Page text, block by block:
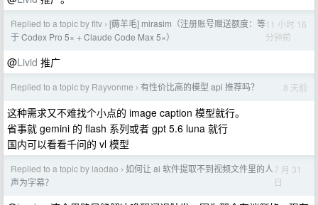
Replied to a topic by fltv › [薅羊毛] mirasim（注册账号赠送额度：等
于 Codex Pro 5× + Claude Code Max 5×）
11 小时 16
分钟前
@Livid 推广
Replied to a topic by Rayvonme › 有性价比高的模型 api 推荐吗？ 8 天前
这种需求又不难找个小点的 image caption 模型就行。
省事就 gemini 的 flash 系列或者 gpt 5.6 luna 就行
国内可以看看千问的 vl 模型
Replied to a topic by laodao › 如何让 ai 软件提取不到视频文件里的人
声为字幕？
7 月 31
日